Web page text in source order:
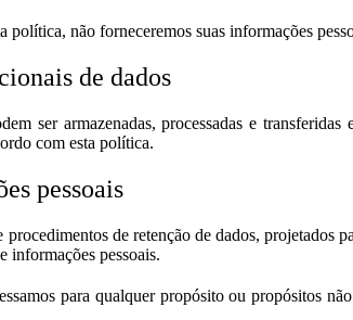
política, não forneceremos suas informações
de dados
ser armazenadas, processadas e
com esta política.
pessoais
procedimentos de retenção de dados, projetados
informações pessoais.
para qualquer propósito ou propósitos